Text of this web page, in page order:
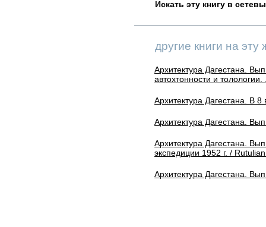
Искать эту книгу в
другие книги на эту
Архитектура Дагестана.
автохтонности и
Архитектура Дагестана. В
Архитектура Дагестана.
Архитектура Дагестана.
экспедиции 1952 г. /
Архитектура Дагестана.